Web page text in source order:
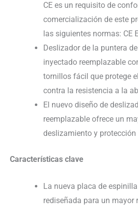
CE es un requisito de
comercialización de este
las siguientes normas: CE
Deslizador de la puntera
inyectado reemplazable
tornillos fácil que protege
contra la resistencia a la
El nuevo diseño de
reemplazable ofrece un
deslizamiento y protección
Características clave
La nueva placa de
rediseñada para un mayor